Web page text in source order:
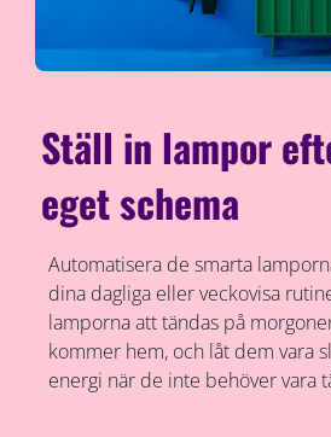
Ställ in lampor
eget schema
Automatisera de smarta
dina dagliga eller veckovisa
lamporna att tändas på
kommer hem, och låt dem vara
energi när de inte behöver vara